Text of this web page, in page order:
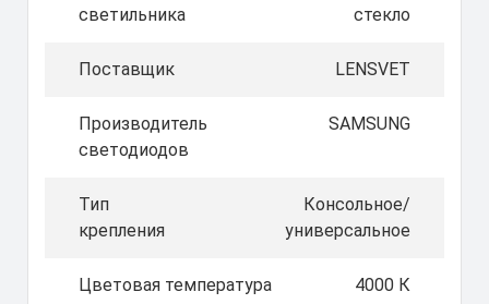
светильника
стекло
Поставщик LENSVET
Производитель
светодиодов
SAMSUNG
Тип
крепления
Консольное/
универсальное
Цветовая температура 4000 К